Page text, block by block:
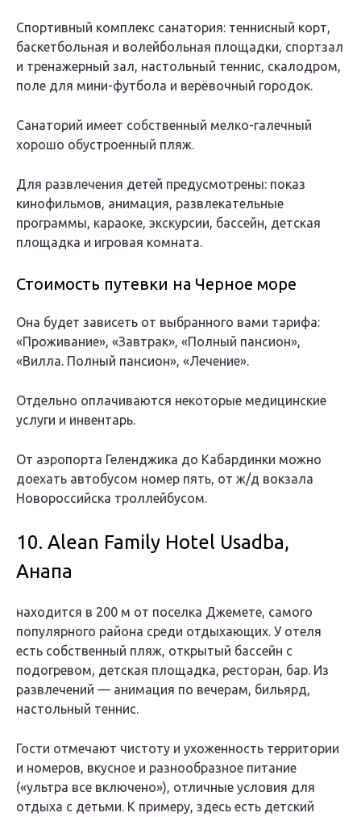
Спортивный комплекс санатория: теннисный корт,
баскетбольная и волейбольная площадки, спортзал
и тренажерный зал, настольный теннис, скалодром,
поле для мини-футбола и верёвочный городок.
Санаторий имеет собственный мелко-галечный
хорошо обустроенный пляж.
Для развлечения детей предусмотрены: показ
кинофильмов, анимация, развлекательные
программы, караоке, экскурсии, бассейн, детская
площадка и игровая комната.
Стоимость путевки на Черное море
Она будет зависеть от выбранного вами тарифа:
«Проживание», «Завтрак», «Полный пансион»,
«Вилла. Полный пансион», «Лечение».
Отдельно оплачиваются некоторые медицинские
услуги и инвентарь.
От аэропорта Геленджика до Кабардинки можно
доехать автобусом номер пять, от ж/д вокзала
Новороссийска троллейбусом.
10. Alean Family Hotel Usadba,
Анапа
находится в 200 м от поселка Джемете, самого
популярного района среди отдыхающих. У отеля
есть собственный пляж, открытый бассейн с
подогревом, детская площадка, ресторан, бар. Из
развлечений — анимация по вечерам, бильярд,
настольный теннис.
Гости отмечают чистоту и ухоженность территории
и номеров, вкусное и разнообразное питание
(«ультра все включено»), отличные условия для
отдыха с детьми. К примеру, здесь есть детский